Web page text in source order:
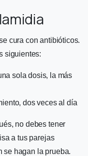
cura con antibióticos.
siguientes:
sola dosis, la más
dos veces al día
no debes tener
a tus parejas
se hagan la prueba.